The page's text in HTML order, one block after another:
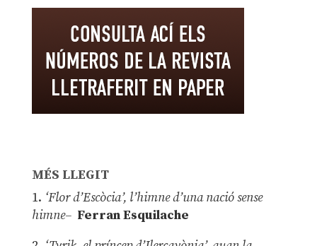
MÉS LLEGIT
1. ‘Flor d’Escòcia’, l’himne d’una nació sense
himne– Ferran Esquilache